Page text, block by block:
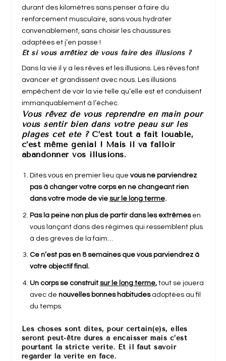
durant des kilomètres sans penser à faire du
renforcement musculaire, sans vous hydrater
convenablement, sans choisir les chaussures
adaptées et j’en passe !
Et si vous arrêtiez de vous faire des illusions ?
Dans la vie il y a les rêves et les illusions. Les rêves font
avancer et grandissent avec nous. Les illusions
empêchent de voir la vie telle qu’elle est et conduisent
immanquablement à l’échec.
Vous rêvez de vous reprendre en main pour
vous sentir bien dans votre peau sur les
plages cet été ? C’est tout à fait louable,
c’est même génial ! Mais il va falloir
abandonner vos illusions.
Dites vous en premier lieu que vous ne parviendrez
pas à changer votre corps en ne changeant rien
dans votre mode de vie sur le long terme.
Pas la peine non plus de partir dans les extrêmesen
vous lançant dans des régimes qui ressemblent plus
à des grèves de la faim…
Ce n’est pas en 8 semaines que vous parviendrez à
votre objectif final.
Un corps se construitsur le long terme, tout se jouera
avec de nouvelles bonnes habitudes adoptées au fil
du temps.
Les choses sont dites, pour certain(e)s, elles
seront peut-être dures à encaisser mais c’est
pourtant la stricte vérité. Et il faut savoir
regarder la vérité en face.